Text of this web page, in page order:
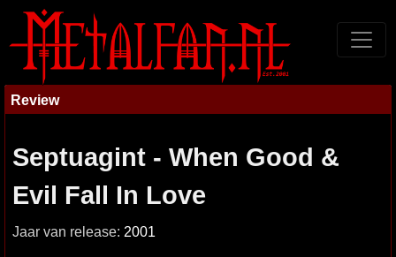
Review
Septuagint - When Good &
Evil Fall In Love
Jaar van release: 2001